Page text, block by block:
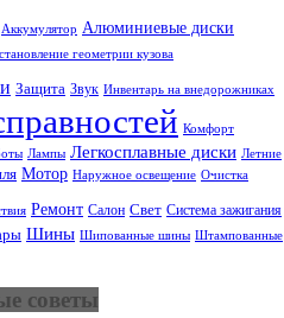
Аккумулятор Алюминиевые диски
геометрии кузова
Защита Звук Инвентарь на внедорожниках
Комфорт
Лампы Легкосплавные диски Летние
Мотор Наружное освещение Очистка
Ремонт Салон Свет Система зажигания
Шины Шипованные шины Штампованные
советы